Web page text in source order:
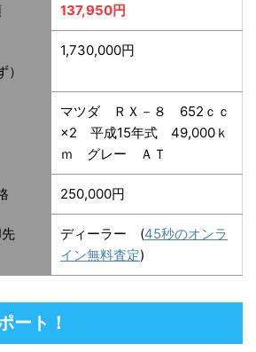
137,950円
1,730,000円
マツダ ＲＸ－８ 652ｃｃ
×2 平成15年式 49,000ｋ
ｍ グレー ＡＴ
250,000円
ディーラー (45秒のオンラ
イン無料査定)
ート！